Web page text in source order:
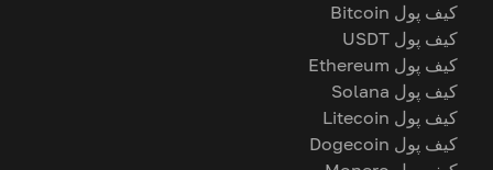
کیف پول Bitcoin
کیف پول USDT
کیف پول Ethereum
کیف پول Solana
کیف پول Litecoin
کیف پول Dogecoin